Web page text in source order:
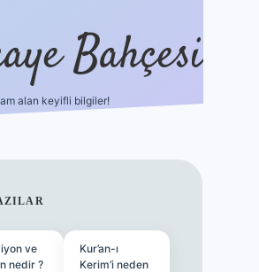
Bahçesi
alan keyifli bilgiler!
ve
nedir ?
Kur’an-ı
Kerim’i neden
ilbet mobil